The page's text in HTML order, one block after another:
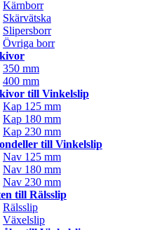
Kärnborr
Skärvätska
Slipersborr
Övriga borr
350 mm
400 mm
till Vinkelslip
Kap 125 mm
Kap 180 mm
Kap 230 mm
till Vinkelslip
Nav 125 mm
Nav 180 mm
Nav 230 mm
till Rälsslip
Rälsslip
Växelslip